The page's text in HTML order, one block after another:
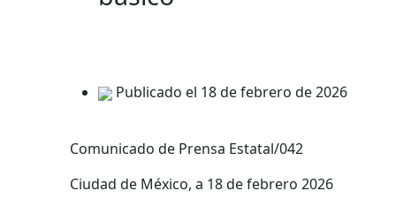
Publicado el 18 de febrero de 2026
Comunicado de Prensa Estatal/042
Ciudad de México, a 18 de febrero 2026